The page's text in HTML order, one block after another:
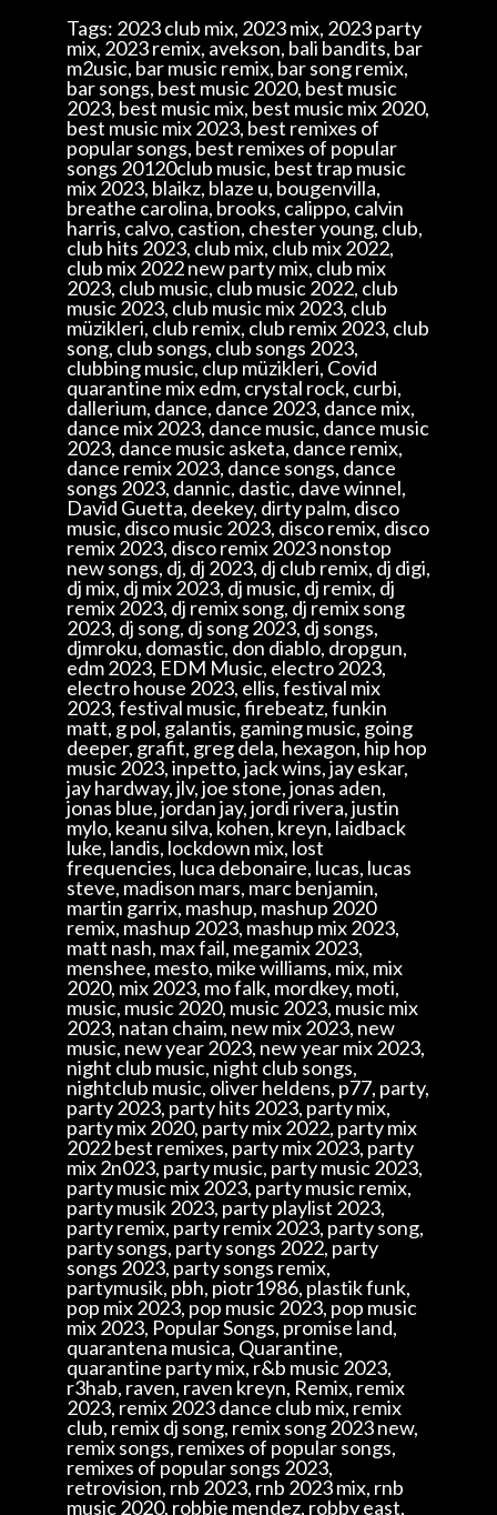
Tags: 2023 club mix, 2023 mix, 2023 party
mix, 2023 remix, avekson, bali bandits, bar
m2usic, bar music remix, bar song remix,
bar songs, best music 2020, best music
2023, best music mix, best music mix 2020,
best music mix 2023, best remixes of
popular songs, best remixes of popular
songs 20120club music, best trap music
mix 2023, blaikz, blaze u, bougenvilla,
breathe carolina, brooks, calippo, calvin
harris, calvo, castion, chester young, club,
club hits 2023, club mix, club mix 2022,
club mix 2022 new party mix, club mix
2023, club music, club music 2022, club
music 2023, club music mix 2023, club
müzikleri, club remix, club remix 2023, club
song, club songs, club songs 2023,
clubbing music, clup müzikleri, Covid
quarantine mix edm, crystal rock, curbi,
dallerium, dance, dance 2023, dance mix,
dance mix 2023, dance music, dance music
2023, dance music asketa, dance remix,
dance remix 2023, dance songs, dance
songs 2023, dannic, dastic, dave winnel,
David Guetta, deekey, dirty palm, disco
music, disco music 2023, disco remix, disco
remix 2023, disco remix 2023 nonstop
new songs, dj, dj 2023, dj club remix, dj digi,
dj mix, dj mix 2023, dj music, dj remix, dj
remix 2023, dj remix song, dj remix song
2023, dj song, dj song 2023, dj songs,
djmroku, domastic, don diablo, dropgun,
edm 2023, EDM Music, electro 2023,
electro house 2023, ellis, festival mix
2023, festival music, firebeatz, funkin
matt, g pol, galantis, gaming music, going
deeper, grafit, greg dela, hexagon, hip hop
music 2023, inpetto, jack wins, jay eskar,
jay hardway, jlv, joe stone, jonas aden,
jonas blue, jordan jay, jordi rivera, justin
mylo, keanu silva, kohen, kreyn, laidback
luke, landis, lockdown mix, lost
frequencies, luca debonaire, lucas, lucas
steve, madison mars, marc benjamin,
martin garrix, mashup, mashup 2020
remix, mashup 2023, mashup mix 2023,
matt nash, max fail, megamix 2023,
menshee, mesto, mike williams, mix, mix
2020, mix 2023, mo falk, mordkey, moti,
music, music 2020, music 2023, music mix
2023, natan chaim, new mix 2023, new
music, new year 2023, new year mix 2023,
night club music, night club songs,
nightclub music, oliver heldens, p77, party,
party 2023, party hits 2023, party mix,
party mix 2020, party mix 2022, party mix
2022 best remixes, party mix 2023, party
mix 2n023, party music, party music 2023,
party music mix 2023, party music remix,
party musik 2023, party playlist 2023,
party remix, party remix 2023, party song,
party songs, party songs 2022, party
songs 2023, party songs remix,
partymusik, pbh, piotr1986, plastik funk,
pop mix 2023, pop music 2023, pop music
mix 2023, Popular Songs, promise land,
quarantena musica, Quarantine,
quarantine party mix, r&b music 2023,
r3hab, raven, raven kreyn, Remix, remix
2023, remix 2023 dance club mix, remix
club, remix dj song, remix song 2023 new,
remix songs, remixes of popular songs,
remixes of popular songs 2023,
retrovision, rnb 2023, rnb 2023 mix, rnb
music 2020, robbie mendez, robby east,